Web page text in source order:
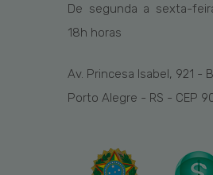
De segunda a sexta-
18h horas
Av. Princesa Isabel, 921 -
Porto Alegre - RS - CEP